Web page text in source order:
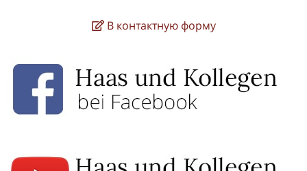
В контактную форму